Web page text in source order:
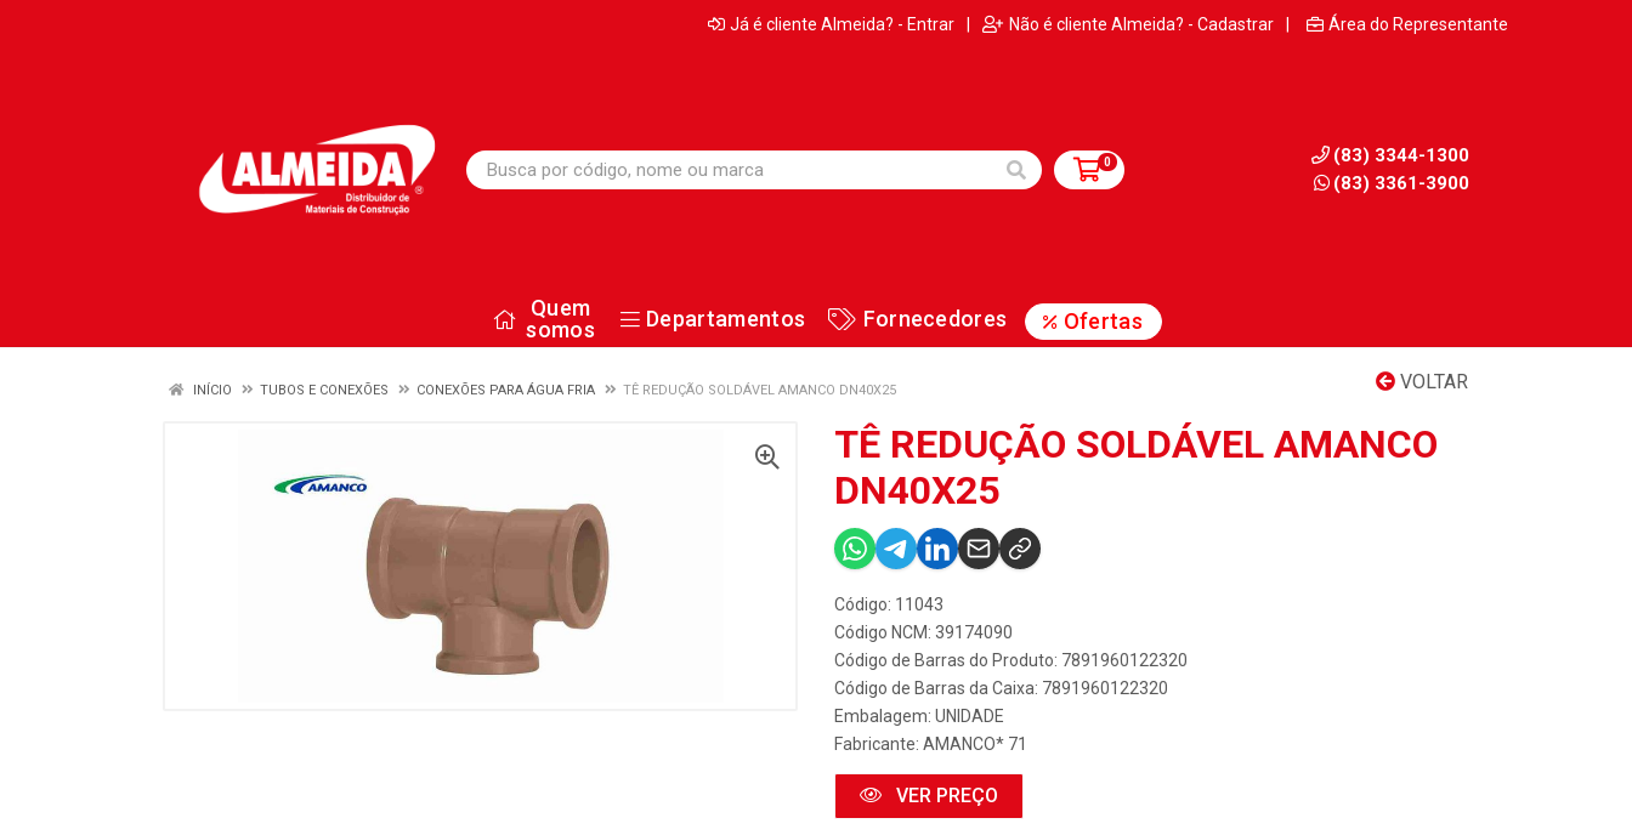
Já é cliente Almeida? - Entrar | Não é cliente Almeida? - Cadastrar | Área do Representante
0
(83) 3344-1300
(83) 3361-3900
Quem
somos
Departamentos Fornecedores Ofertas
VOLTAR
INÍCIO TUBOS E CONEXÕES CONEXÕES PARA ÁGUA FRIA TÊ REDUÇÃO SOLDÁVEL AMANCO DN40X25
TÊ REDUÇÃO SOLDÁVEL AMANCO
DN40X25
Código: 11043
Código NCM: 39174090
Código de Barras do Produto: 7891960122320
Código de Barras da Caixa: 7891960122320
Embalagem: UNIDADE
Fabricante: AMANCO* 71
VER PREÇO